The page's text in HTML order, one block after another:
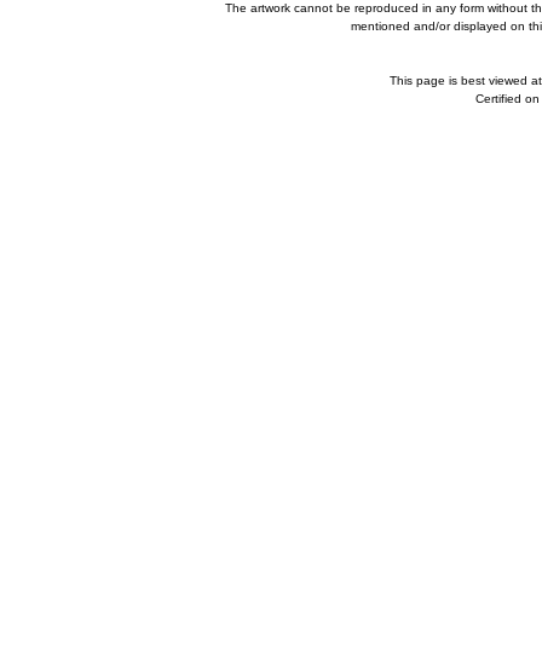
The artwork cannot be reproduced in any form without
mentioned and/or displayed on
This page is best viewed
Certified on